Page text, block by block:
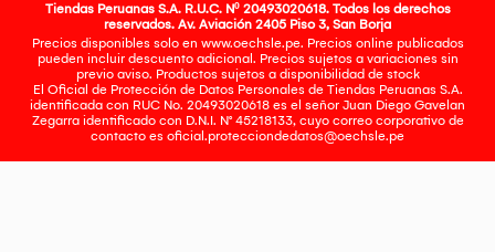
Tiendas Peruanas S.A. R.U.C. Nº 20493020618. Todos los derechos
reservados. Av. Aviación 2405 Piso 3, San Borja
Precios disponibles solo en www.oechsle.pe. Precios online publicados
pueden incluir descuento adicional. Precios sujetos a variaciones sin
previo aviso. Productos sujetos a disponibilidad de stock
El Oficial de Protección de Datos Personales de Tiendas Peruanas S.A.
identificada con RUC No. 20493020618 es el señor Juan Diego Gavelan
Zegarra identificado con D.N.I. N° 45218133, cuyo correo corporativo de
contacto es oficial.protecciondedatos@oechsle.pe